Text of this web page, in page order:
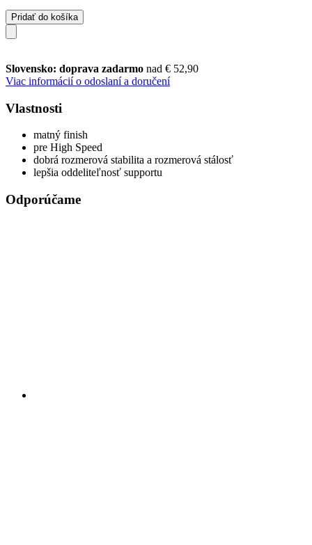
Pridať do košíka
Slovensko: doprava zadarmo nad € 52,90
Viac informácií o odoslaní a doručení
Vlastnosti
matný finish
pre High Speed
dobrá rozmerová stabilita a rozmerová stálosť
lepšia oddeliteľnosť supportu
Odporúčame